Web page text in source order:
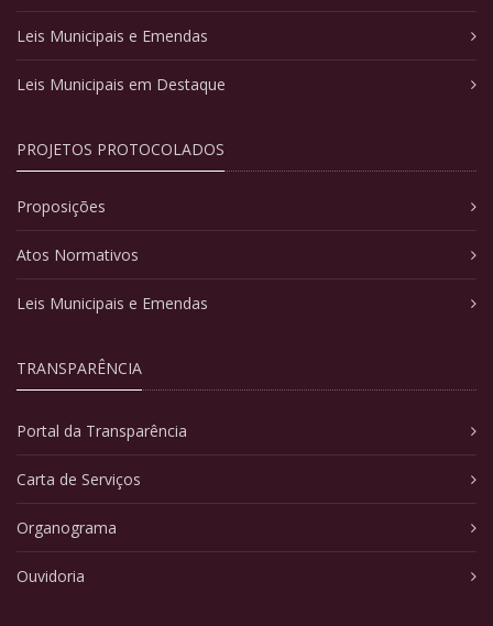
Leis Municipais e Emendas
Leis Municipais em Destaque
PROJETOS PROTOCOLADOS
Proposições
Atos Normativos
Leis Municipais e Emendas
TRANSPARÊNCIA
Portal da Transparência
Carta de Serviços
Organograma
Ouvidoria